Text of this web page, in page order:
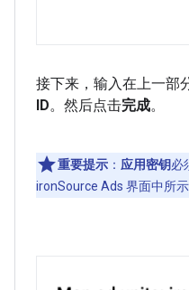
接下来，输入在上一部
ID。然后点击完成。
重要提示 ： 应用密钥必
ironSource Ads 界面中所示